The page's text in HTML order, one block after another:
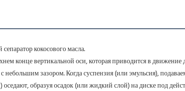
кокосового масла.
конце вертикальной оси, которая приводится в
зазором. Когда суспензия (или эмульсия),
образуя осадок (или жидкий слой) на диске под